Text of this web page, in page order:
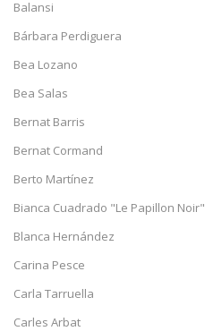
Balansi
Bárbara Perdiguera
Bea Lozano
Bea Salas
Bernat Barris
Bernat Cormand
Berto Martínez
Bianca Cuadrado "Le Papillon Noir"
Blanca Hernández
Carina Pesce
Carla Tarruella
Carles Arbat